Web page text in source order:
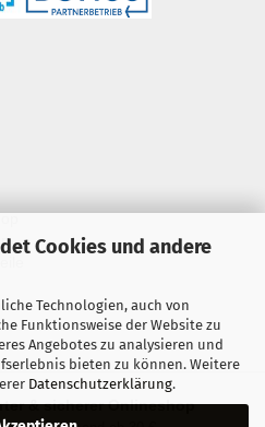
Cookies und andere
Technologien, auch von
Funktionsweise der Website zu
Angebotes zu analysieren und
bieten zu können. Weitere
Datenschutzerklärung.
& sicherer Onlineshop